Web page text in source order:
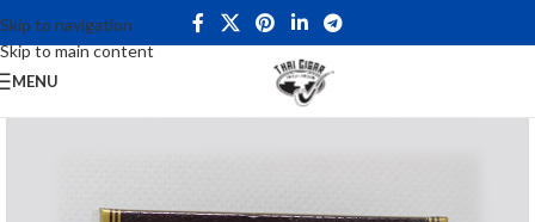
Skip to navigation
Skip to main content
MENU